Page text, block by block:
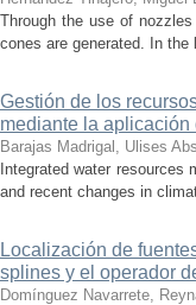
Through the use of
cones are generated. In
Gestión de los
mediante la
Barajas Madrigal, Ulises
Integrated water
and recent changes in
Localización de
splines y el operador
Domínguez Navarrete,